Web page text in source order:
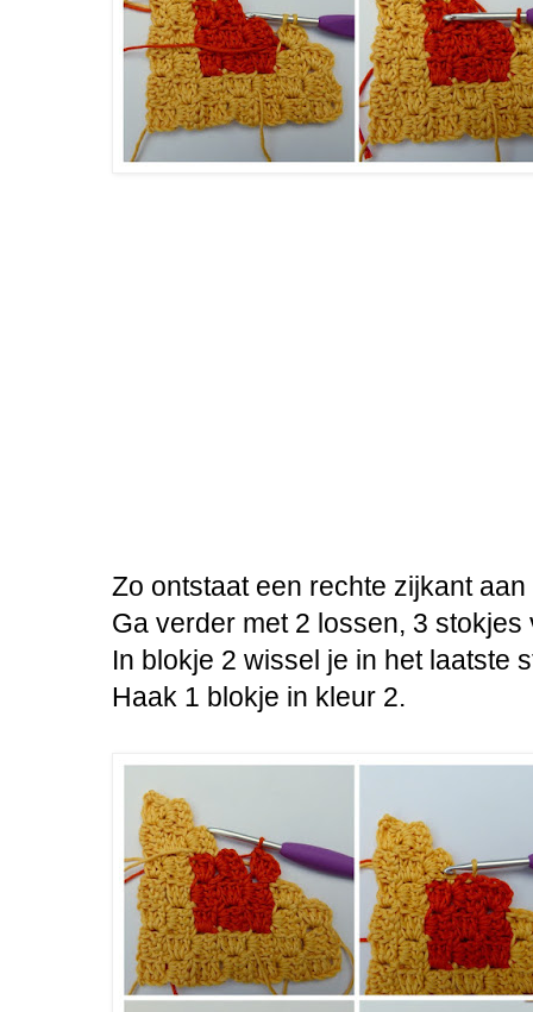
Zo ontstaat een rechte zijkant aan
Ga verder met 2 lossen, 3 stokjes
In blokje 2 wissel je in het laatste
Haak 1 blokje in kleur 2.